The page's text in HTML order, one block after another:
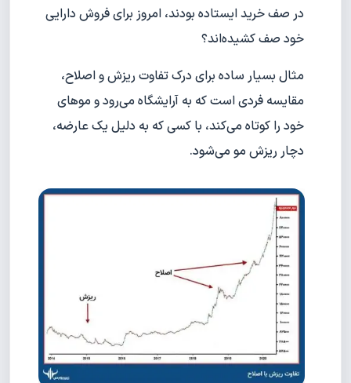
در صف خرید ایستاده بودند، امروز برای فروش دارایی
خود صف کشیده‌اند؟
مثال بسیار ساده برای درک تفاوت ریزش و اصلاح،
مقایسه فردی است که به آرایشگاه می‌رود و موهای
خود را کوتاه می‌کند، با کسی که به دلیل یک عارضه،
دچار ریزش مو می‌شود.